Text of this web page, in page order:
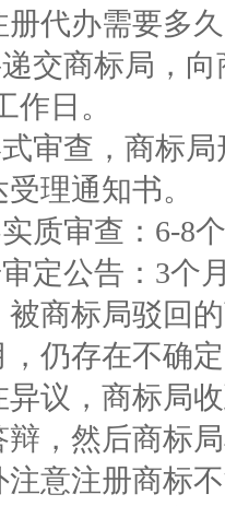
册代办需要多
交商标局，
作日。
审查，商标
理通知书。
质审查：6-8
定公告：3个
被商标局驳回
，仍存在不确
异议，商标局
辩，然后商标
注意注册商标